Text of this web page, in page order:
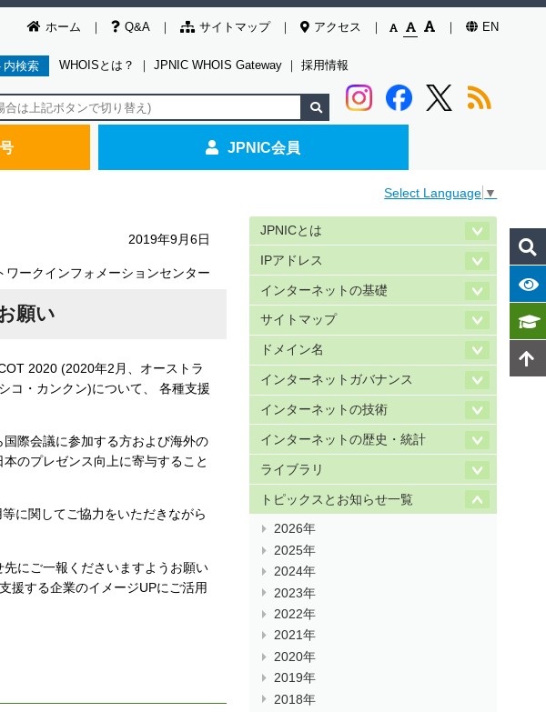
ホーム Q&A サイトマップ アクセス EN
検索 WHOISとは？ ｜ JPNIC WHOIS Gateway ｜ 採用情報
JPNIC会員
Select Language ▼
2019年9月6日
ワークインフォメーションセンター
願い
2020 (2020年2月、オーストラ
コ・カンクン)について、 各種支援
際会議に参加する方および海外の
のプレゼンス向上に寄与すること
に関してご協力をいただきながら
にご一報くださいますようお願い
援する企業のイメージUPにご活用
JPNICとは
IPアドレス
インターネットの基礎
サイトマップ
ドメイン名
インターネットガバナンス
インターネットの技術
インターネットの歴史・統計
ライブラリ
トピックスとお知らせ一覧
2026年
2025年
2024年
2023年
2022年
2021年
2020年
2019年
2018年